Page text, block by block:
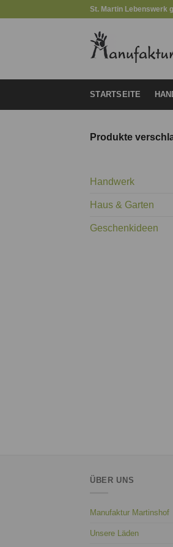
St. Martin Lebenswerk
STARTSEITE
Produkte
Handwerk
Haus & Garten
Geschenkideen
ÜBER UNS
Manufaktur Martinshof
Unsere Läden